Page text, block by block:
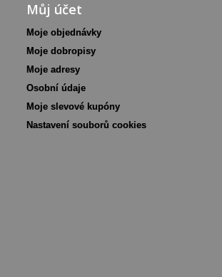
Můj účet
Moje objednávky
Moje dobropisy
Moje adresy
Osobní údaje
Moje slevové kupóny
Nastavení souborů cookies